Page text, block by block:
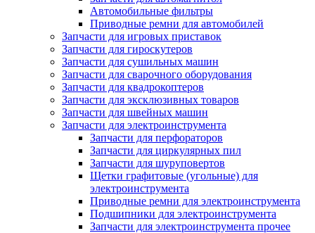
Автомобильные фильтры
Приводные ремни для автомобилей
Запчасти для игровых приставок
Запчасти для гироскутеров
Запчасти для сушильных машин
Запчасти для сварочного оборудования
Запчасти для квадрокоптеров
Запчасти для эксклюзивных товаров
Запчасти для швейных машин
Запчасти для электроинструмента
Запчасти для перфораторов
Запчасти для циркулярных пил
Запчасти для шуруповертов
Щетки графитовые (угольные) для
электроинструмента
Приводные ремни для электроинструмента
Подшипники для электроинструмента
Запчасти для электроинструмента прочее